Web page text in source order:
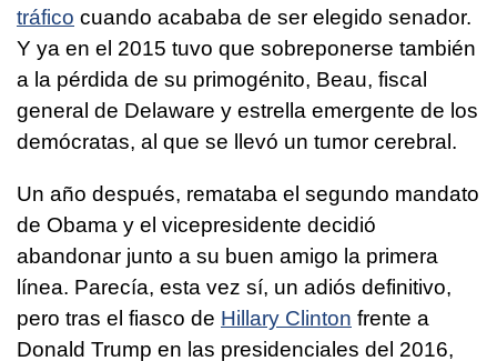
tráfico cuando acababa de ser elegido senador.
Y ya en el 2015 tuvo que sobreponerse también
a la pérdida de su primogénito, Beau, fiscal
general de Delaware y estrella emergente de los
demócratas, al que se llevó un tumor cerebral.
Un año después, remataba el segundo mandato
de Obama y el vicepresidente decidió
abandonar junto a su buen amigo la primera
línea. Parecía, esta vez sí, un adiós definitivo,
pero tras el fiasco de Hillary Clinton frente a
Donald Trump en las presidenciales del 2016,